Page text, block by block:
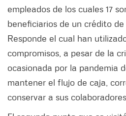
empleados de los cuales 17
beneficiarios de un crédito
Responde el cual han
compromisos, a pesar de la
ocasionada por la pandemia
mantener el flujo de caja,
conservar a sus